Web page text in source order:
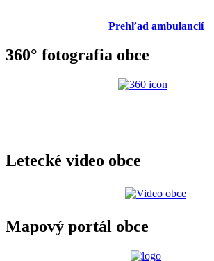
Prehľad ambulancií
360° fotografia obce
Letecké video obce
Mapový portál obce